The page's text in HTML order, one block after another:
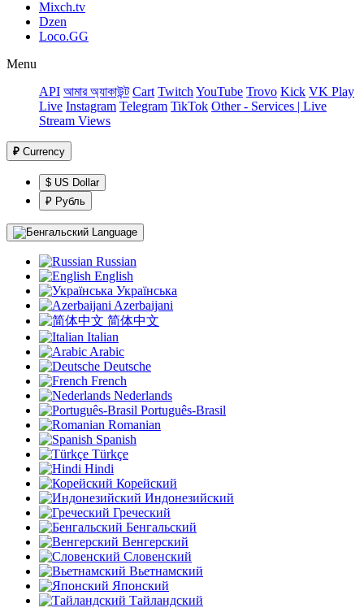
Mixch.tv
Dzen
Loco.GG
Menu
API আমার অ্যাকাউন্ট Сart Twitch YouTube Trovo Kick VK Play
Live Instagram Telegram TikTok Other - Services | Live
Stream Views
₽ Currency
$ US Dollar
₽ Рубль
Language
Russian
English
Українська
Azerbaijani
简体中文
Italian
Arabic
Deutsche
French
Nederlands
Português-Brasil
Romanian
Spanish
Türkçe
Hindi
Корейский
Индонезийский
Греческий
Бенгальский
Венгерский
Словенский
Вьетнамский
Японский
Тайландский